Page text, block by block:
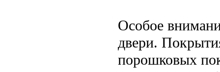
Особое
двери.
порошковых